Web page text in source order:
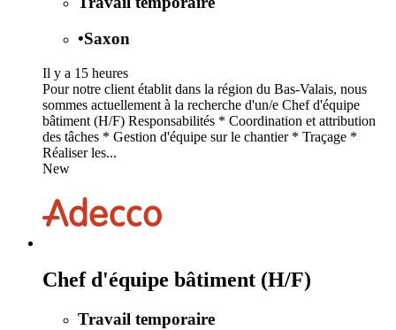
•Saxon
Il y a 15 heures
Pour notre client établit dans la région du Bas-Valais, nous
sommes actuellement à la recherche d'un/e Chef d'équipe
bâtiment (H/F) Responsabilités * Coordination et attribution
des tâches * Gestion d'équipe sur le chantier * Traçage *
Réaliser les...
New
Chef d'équipe bâtiment (H/F)
Travail temporaire